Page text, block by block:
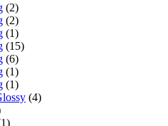
(2)
(2)
(1)
(15)
(6)
(1)
(1)
(4)